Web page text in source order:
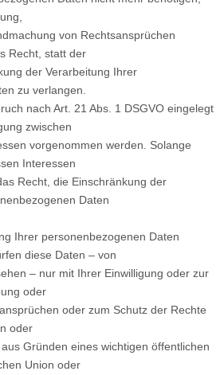
von Rechtsansprüchen
Recht, statt der
der Verarbeitung Ihrer
zu verlangen.
nach Art. 21 Abs. 1 DSGVO eingelegt
zwischen
vorgenommen werden. Solange
Interessen
Recht, die Einschränkung der
Daten
Ihrer personenbezogenen Daten
diese Daten – von
– nur mit Ihrer Einwilligung oder zur
oder
oder zum Schutz der Rechte
oder
Gründen eines wichtigen öffentlichen
Union oder